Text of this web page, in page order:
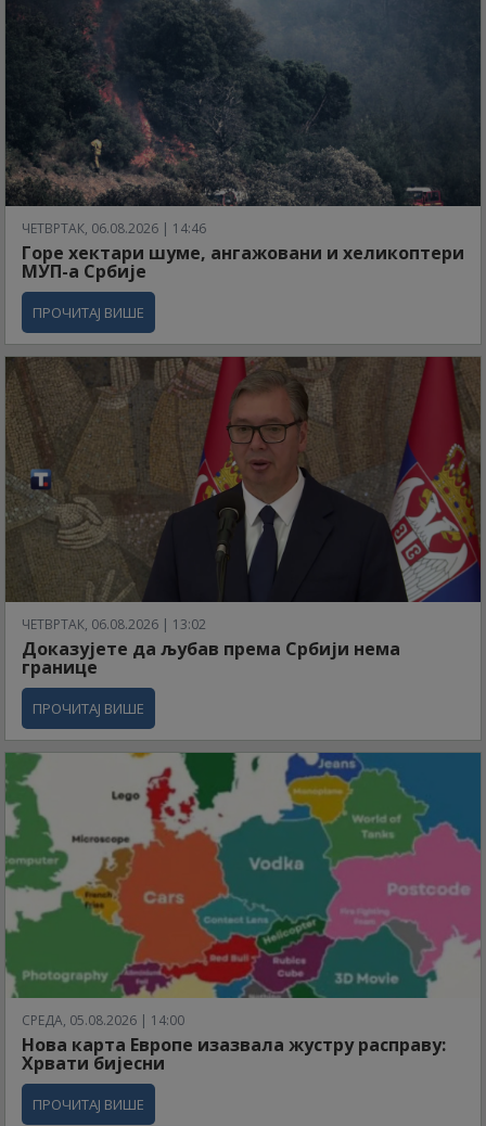
ЧЕТВРТАК, 06.08.2026 | 14:46
Горе хектари шуме, ангажовани и хеликоптери
МУП-а Србије
ПРОЧИТАЈ ВИШЕ
ЧЕТВРТАК, 06.08.2026 | 13:02
Доказујете да љубав према Србији нема
границе
ПРОЧИТАЈ ВИШЕ
СРЕДА, 05.08.2026 | 14:00
Нова карта Европе изазвала жустру расправу:
Хрвати бијесни
ПРОЧИТАЈ ВИШЕ